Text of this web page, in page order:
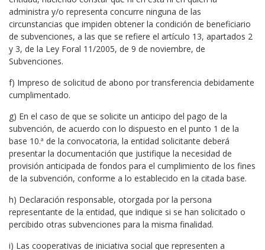
administra y/o representa concurre ninguna de las
circunstancias que impiden obtener la condición de beneficiario
de subvenciones, a las que se refiere el artículo 13, apartados 2
y 3, de la Ley Foral 11/2005, de 9 de noviembre, de
Subvenciones.
f) Impreso de solicitud de abono por transferencia debidamente
cumplimentado.
g) En el caso de que se solicite un anticipo del pago de la
subvención, de acuerdo con lo dispuesto en el punto 1 de la
base 10.ª de la convocatoria, la entidad solicitante deberá
presentar la documentación que justifique la necesidad de
provisión anticipada de fondos para el cumplimiento de los fines
de la subvención, conforme a lo establecido en la citada base.
h) Declaración responsable, otorgada por la persona
representante de la entidad, que indique si se han solicitado o
percibido otras subvenciones para la misma finalidad.
i) Las cooperativas de iniciativa social que representen a